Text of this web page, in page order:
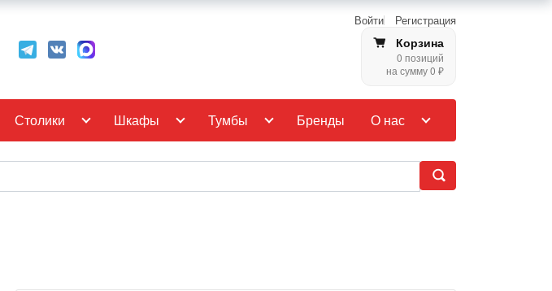
Войти Регистрация
Корзина
0 позиций
на сумму 0 ₽
Столики Шкафы Тумбы Бренды О нас